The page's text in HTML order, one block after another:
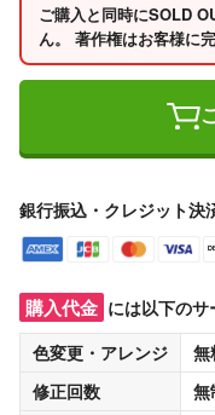
ご購入と同時にSOLD
ん。 著作権はお客様に
銀行振込・クレジット決
購入代金 には以下のサ
色変更・アレンジ
無
修正回数
無